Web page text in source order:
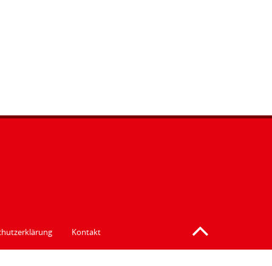
Kontakt